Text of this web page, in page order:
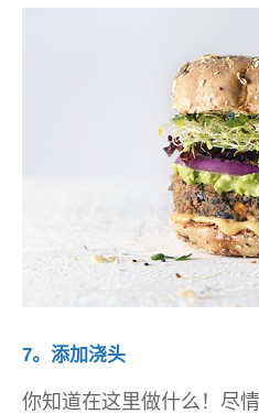
7。添加浇头
你知道在这里做什么！尽